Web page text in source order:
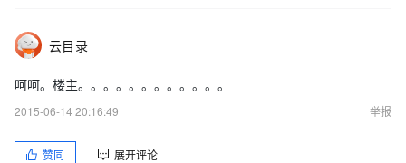
云目录
呵呵。楼主。。。。。。。。。。。。
2015-06-14 20:16:49
举报
赞同 展开评论